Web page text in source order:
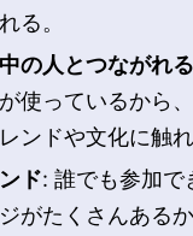
る。
の人とつながれる
使っているから
ンドや文化に触れ
ド: 誰でも参加で
がたくさんある